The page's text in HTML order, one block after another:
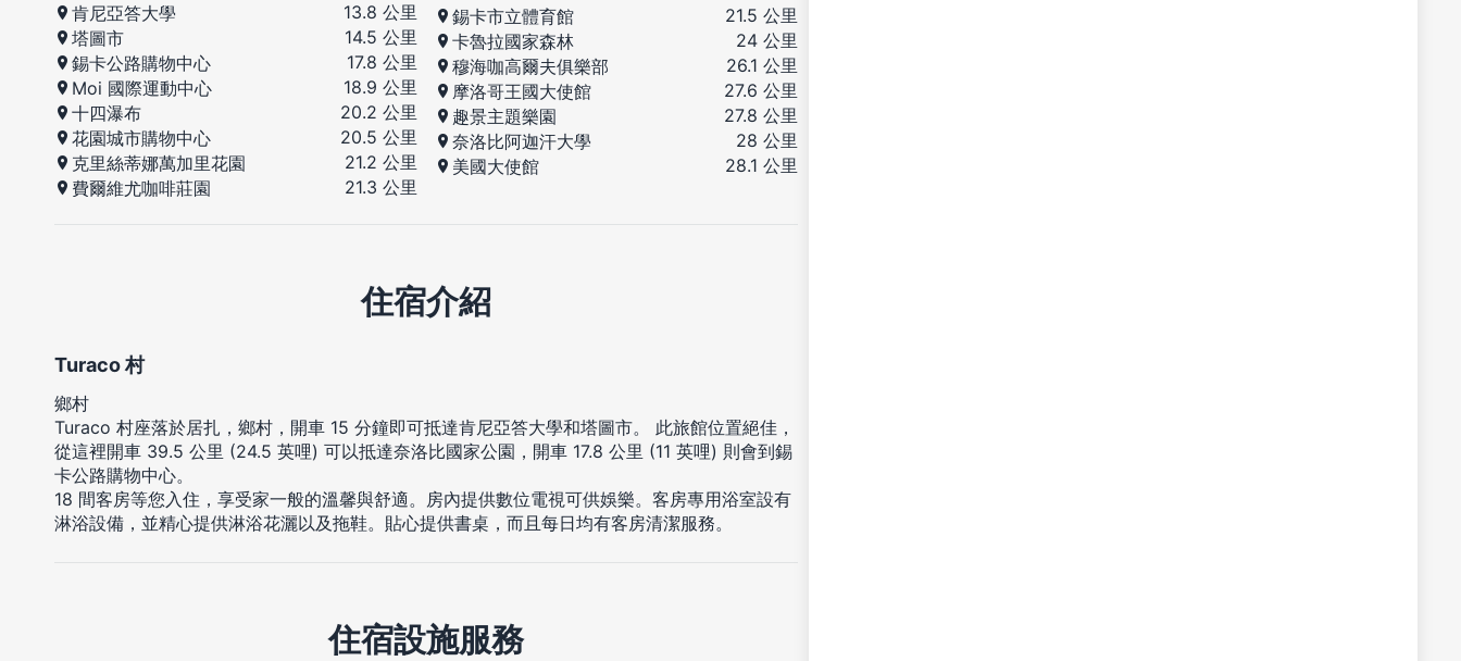
肯尼亞答大學
13.8 公里
塔圖市
14.5 公里
錫卡公路購物中心
17.8 公里
Moi 國際運動中心
18.9 公里
十四瀑布
20.2 公里
花園城市購物中心
20.5 公里
克里絲蒂娜萬加里花園
21.2 公里
費爾維尤咖啡莊園
21.3 公里
錫卡市立體育館
21.5 公里
卡魯拉國家森林
24 公里
穆海咖高爾夫俱樂部
26.1 公里
摩洛哥王國大使館
27.6 公里
趣景主題樂園
27.8 公里
奈洛比阿迦汗大學
28 公里
美國大使館
28.1 公里
住宿介紹
Turaco 村
鄉村
Turaco 村座落於居扎，鄉村，開車 15 分鐘即可抵達肯尼亞答大學和塔圖市。 此旅館位置絕佳，
從這裡開車 39.5 公里 (24.5 英哩) 可以抵達奈洛比國家公園，開車 17.8 公里 (11 英哩) 則會到錫
卡公路購物中心。
18 間客房等您入住，享受家一般的溫馨與舒適。房內提供數位電視可供娛樂。客房專用浴室設有
淋浴設備，並精心提供淋浴花灑以及拖鞋。貼心提供書桌，而且每日均有客房清潔服務。
住宿設施服務